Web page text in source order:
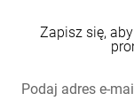
Zapisz się,
Podaj adres e-